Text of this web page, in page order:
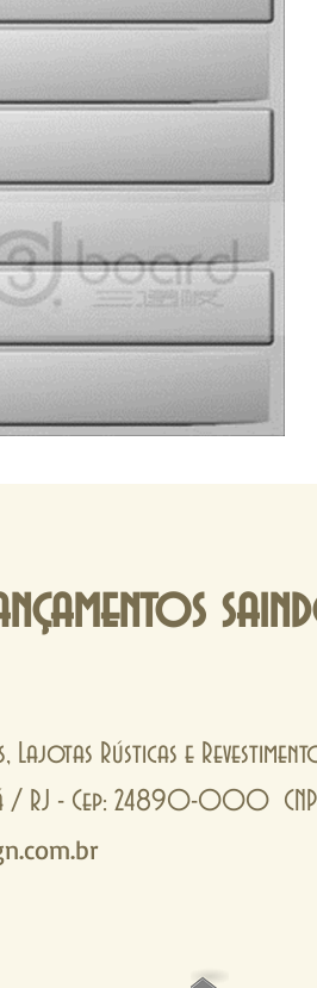
Lajotas Rústicas e
/ RJ - Cep: 24890-000